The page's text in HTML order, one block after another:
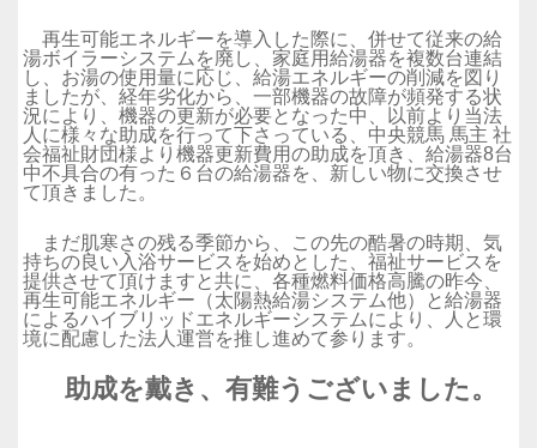
再生可能エネルギーを導入した際に、併せて従来の給
湯ボイラーシステムを廃し、家庭用給湯器を複数台連結
し、お湯の使用量に応じ、給湯エネルギーの削減を図り
ましたが、経年劣化から、一部機器の故障が頻発する状
況により、機器の更新が必要となった中、以前より当法
人に様々な助成を行って下さっている、 中央競馬 馬主 社
会福祉財団様より機器更新費用の助成を頂き、給湯器8台
中不具合の有った６台の給湯器を、新しい物に交換させ
て頂きました。
まだ肌寒さの残る季節から、この先の酷暑の時期、気
持ちの良い入浴サービスを始めとした、福祉サービスを
提供させて頂けますと共に、各種燃料価格高騰の昨今、
再生可能エネルギー（太陽熱給湯システム他）と給湯器
によるハイブリッドエネルギーシステムにより、人と環
境に配慮した法人運営を推し進めて参ります。
助成を戴き、有難うございました。